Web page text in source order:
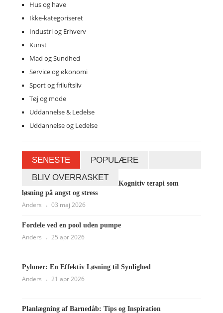
Hus og have
Ikke-kategoriseret
Industri og Erhverv
Kunst
Mad og Sundhed
Service og økonomi
Sport og friluftsliv
Tøj og mode
Uddannelse & Ledelse
Uddannelse og Ledelse
SENESTE
POPULÆRE
BLIV OVERRASKET
Kognitiv terapi som
løsning på angst og stress
Anders 03 maj 2026
Fordele ved en pool uden pumpe
Anders 25 apr 2026
Pyloner: En Effektiv Løsning til Synlighed
Anders 21 apr 2026
Planlægning af Barnedåb: Tips og Inspiration